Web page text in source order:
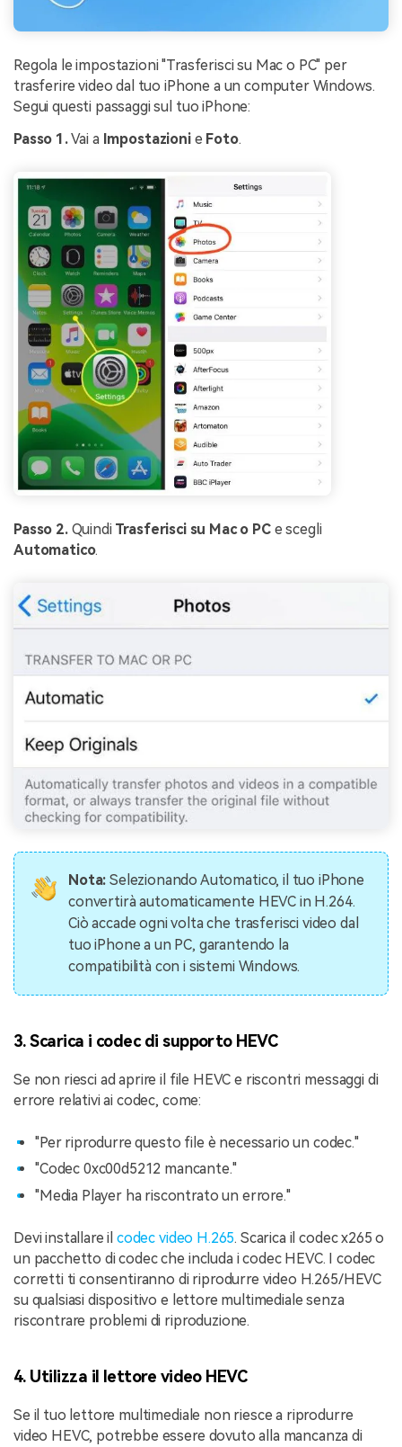
Regola le impostazioni "Trasferisci su Mac o PC" per
trasferire video dal tuo iPhone a un computer Windows.
Segui questi passaggi sul tuo iPhone:
Passo 1.Vai a Impostazionie Foto.
Passo 2.Quindi Trasferisci su Mac o PCe scegli
Automatico.
Nota: Selezionando Automatico, il tuo iPhone
convertirà automaticamente HEVC in H.264.
Ciò accade ogni volta che trasferisci video dal
tuo iPhone a un PC, garantendo la
compatibilità con i sistemi Windows.
3. Scarica i codec di supporto HEVC
Se non riesci ad aprire il file HEVC e riscontri messaggi di
errore relativi ai codec, come:
"Per riprodurre questo file è necessario un codec."
"Codec 0xc00d5212 mancante."
"Media Player ha riscontrato un errore."
Devi installare il codec video H.265. Scarica il codec x265 o
un pacchetto di codec che includa i codec HEVC. I codec
corretti ti consentiranno di riprodurre video H.265/HEVC
su qualsiasi dispositivo e lettore multimediale senza
riscontrare problemi di riproduzione.
4. Utilizza il lettore video HEVC
Se il tuo lettore multimediale non riesce a riprodurre
video HEVC, potrebbe essere dovuto alla mancanza di